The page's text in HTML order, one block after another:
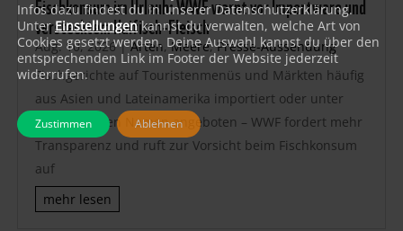
verstecktem Haifisch-Fleisch
Aug. 10, 2026|Arten,Meere,Presse-Aussendung
Fischgerichte auf Touristenmenüs und Märkten häufig
aus Asien und Lateinamerika importiert oder unter
irreführenden Namen angeboten – WWF fordert mehr
Transparenz und ruft zur Vorsicht beim Fischkonsum
auf
mehr lesen
Infos dazu findest du in unserer Datenschutzerklärung.
UnterEinstellungen kannst du verwalten, welche Art von
Cookies gesetzt werden. Deine Auswahl kannst du über den
entsprechenden Link im Footer der Website jederzeit
widerrufen.
Zustimmen Ablehnen